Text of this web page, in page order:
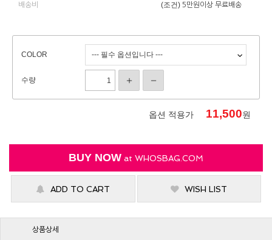
배송비 (조건) 5만원이상 무료배송
COLOR
수량
옵션 적용가 11,500원
BUY NOW at WHOSBAG.COM
ADD TO CART WISH LIST
상품상세